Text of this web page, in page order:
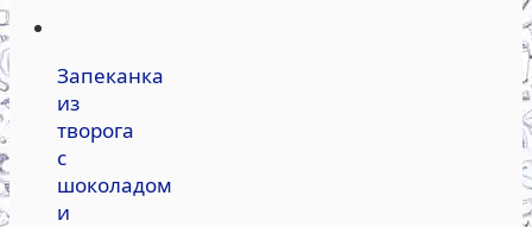
Запеканка
из
творога
с
шоколадом
и